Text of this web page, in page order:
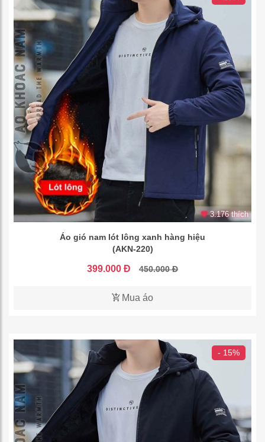
3.176 thích
Áo gió nam lót lông xanh hàng hiệu
(AKN-220)
399.000 Đ 450.000 Đ
Mua áo
- 15%